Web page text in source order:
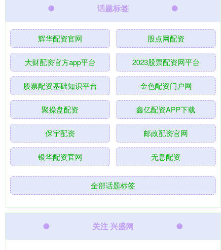
话题标签
辉华配资官网 股点网配资
大财配资官方app平台 2023股票配资网平台
股票配资基础知识平台 金色配资门户网
聚操盘配资 鑫亿配资APP下载
保宇配资 邮政配资官网
银华配资官网 无息配资
全部话题标签
关注 兴盛网